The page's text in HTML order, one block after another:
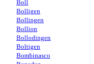
Boll
Bolligen
Bollingen
Bollion
Bollodingen
Boltigen
Bombinasco